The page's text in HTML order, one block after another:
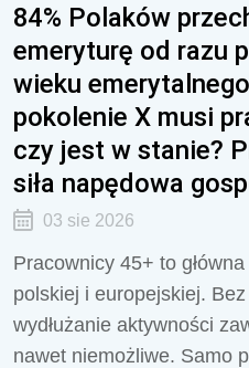
84% Polaków
emeryturę od razu
wieku
pokolenie X musi
czy jest w stanie?
siła napędowa
03 sie 2026
Pracownicy 45+ to
polskiej i europejskiej.
wydłużanie aktywności
nawet niemożliwe. Samo